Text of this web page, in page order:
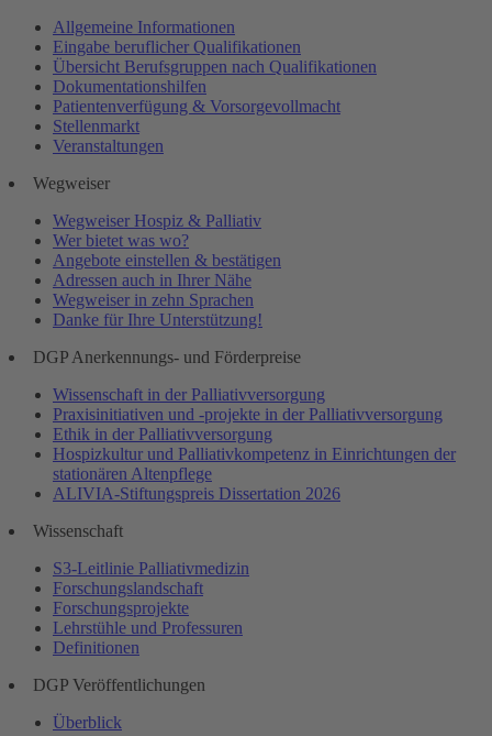
Allgemeine Informationen
Eingabe beruflicher Qualifikationen
Übersicht Berufsgruppen nach Qualifikationen
Dokumentationshilfen
Patientenverfügung & Vorsorgevollmacht
Stellenmarkt
Veranstaltungen
Wegweiser
Wegweiser Hospiz & Palliativ
Wer bietet was wo?
Angebote einstellen & bestätigen
Adressen auch in Ihrer Nähe
Wegweiser in zehn Sprachen
Danke für Ihre Unterstützung!
DGP Anerkennungs- und Förderpreise
Wissenschaft in der Palliativversorgung
Praxisinitiativen und -projekte in der Palliativversorgung
Ethik in der Palliativversorgung
Hospizkultur und Palliativkompetenz in Einrichtungen der
stationären Altenpflege
ALIVIA-Stiftungspreis Dissertation 2026
Wissenschaft
S3-Leitlinie Palliativmedizin
Forschungslandschaft
Forschungsprojekte
Lehrstühle und Professuren
Definitionen
DGP Veröffentlichungen
Überblick